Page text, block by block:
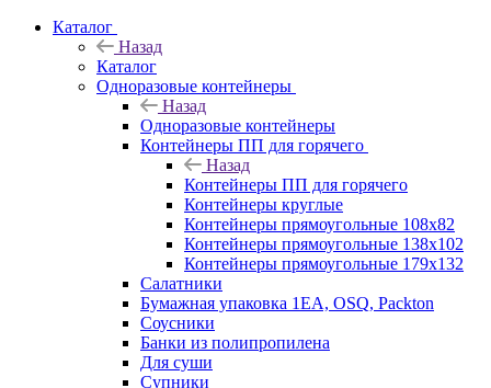
Каталог
Назад
Каталог
Одноразовые контейнеры
Назад
Одноразовые контейнеры
Контейнеры ПП для горячего
Назад
Контейнеры ПП для горячего
Контейнеры круглые
Контейнеры прямоугольные 108х82
Контейнеры прямоугольные 138х102
Контейнеры прямоугольные 179х132
Салатники
Бумажная упаковка 1ЕА, OSQ, Packton
Соусники
Банки из полипропилена
Для суши
Супники